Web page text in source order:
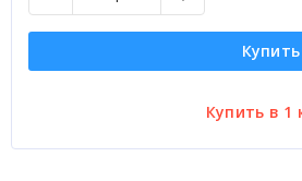
Купить